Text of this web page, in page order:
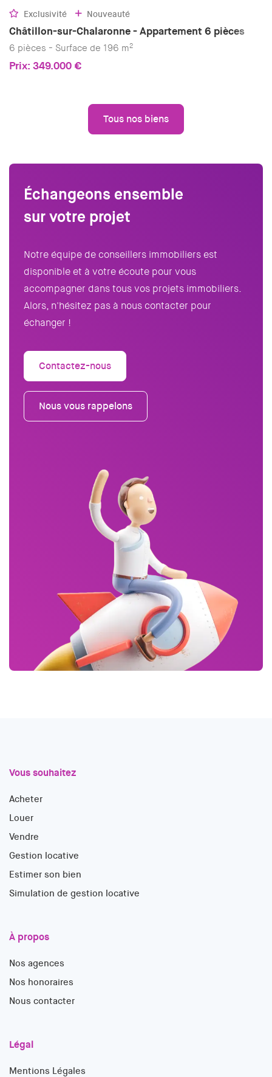
Exclusivité Nouveauté
Châtillon-sur-Chalaronne - Appartement 6 pièces
6 pièces - Surface de 196 m2
Prix: 349.000 €
Tous nos biens
Échangeons ensemble
sur votre projet
Notre équipe de conseillers immobiliers est
disponible et à votre écoute pour vous
accompagner dans tous vos projets immobiliers.
Alors, n'hésitez pas à nous contacter pour
échanger !
Contactez-nous
Nous vous rappelons
Vous souhaitez
Acheter
Louer
Vendre
Gestion locative
Estimer son bien
Simulation de gestion locative
À propos
Nos agences
Nos honoraires
Nous contacter
Légal
Mentions Légales